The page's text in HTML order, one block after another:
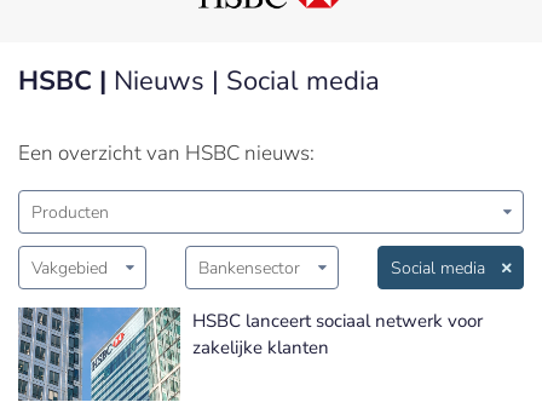
HSBC | Nieuws | Social media
Een overzicht van HSBC nieuws:
Producten
Vakgebied Bankensector Social media
HSBC lanceert sociaal netwerk voor
zakelijke klanten